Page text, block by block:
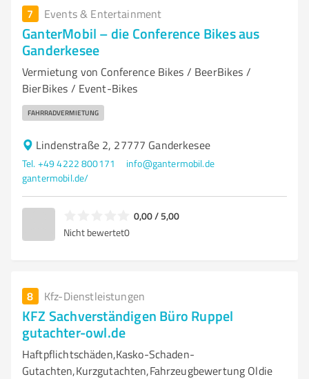
7 Events & Entertainment
GanterMobil – die Conference Bikes aus
Ganderkesee
Vermietung von Conference Bikes / BeerBikes /
BierBikes / Event-Bikes
FAHRRADVERMIETUNG
Lindenstraße 2, 27777 Ganderkesee
Tel. +49 4222 800171
info@gantermobil.de
gantermobil.de/
0,00 / 5,00
Nicht bewertet0
8 Kfz-Dienstleistungen
KFZ Sachverständigen Büro Ruppel
gutachter-owl.de
Haftpflichtschäden,Kasko-Schaden-
Gutachten,Kurzgutachten,Fahrzeugbewertung Oldie